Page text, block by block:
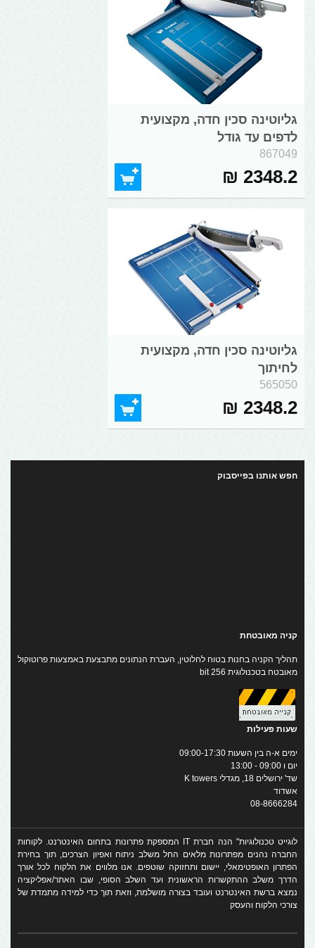
גליוטינה סכין חדה, מקצועית
לדפים עד גודל
867049
2348.2 ₪
גליוטינה סכין חדה, מקצועית
לחיתוך
565050
2348.2 ₪
חפש אותנו בפייסבוק
קניה מאובטחת
תהליך הקניה בחנות בטוח לחלוטין, העברת הנתונים מתבצעת באמצעות פרוטוקול
מאובטח בטכנולוגית 256 bit
שעות פעילות
ימים א-ה בין השעות 09:00-17:30
יום ו 09:00 - 13:00
שד' ירושלים 18, מגדלי K towers
אשדוד
08-8666284
לוגייט טכנולוגיות" הנה חברת IT המספקת פתרונות בתחום האינטרנט. לקוחות
החברה נהנים מפתרונות מלאים החל משלב ניתוח ואפיון הצרכים, תוך בחירת
הפתרון האופטימאלי, יישום ותחזוקה שוטפים. אנו מלווים את הלקוח לכל אורך
הדרך משלב ההתקשרות הראשונית ועד השלב הסופי, שבו האתר/אפליקציה
נמצא ברשת האינטרנט ועובד בצורה מושלמת, וזאת תוך כדי למידה מתמדת של
צורכי הלקוח והעסק